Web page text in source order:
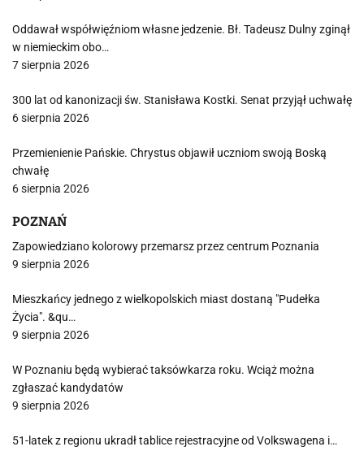
Oddawał współwięźniom własne jedzenie. Bł. Tadeusz Dulny zginął
w niemieckim obo…
7 sierpnia 2026
300 lat od kanonizacji św. Stanisława Kostki. Senat przyjął uchwałę
6 sierpnia 2026
Przemienienie Pańskie. Chrystus objawił uczniom swoją Boską
chwałę
6 sierpnia 2026
POZNAŃ
Zapowiedziano kolorowy przemarsz przez centrum Poznania
9 sierpnia 2026
Mieszkańcy jednego z wielkopolskich miast dostaną "Pudełka
Życia". &qu…
9 sierpnia 2026
W Poznaniu będą wybierać taksówkarza roku. Wciąż można
zgłaszać kandydatów
9 sierpnia 2026
51-latek z regionu ukradł tablice rejestracyjne od Volkswagena i…